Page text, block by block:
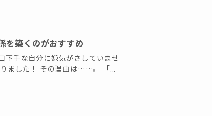
を築くのがおすすめ
下手な自分に嫌気がさしていませ
ました！ その理由は……。 「...